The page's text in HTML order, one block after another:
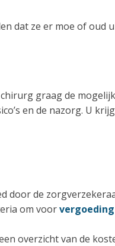
dat ze er moe of oud
graag de
en de nazorg. U
door de
om voorvergoeding
overzicht van de